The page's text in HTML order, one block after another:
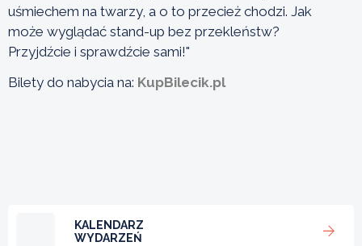
uśmiechem na twarzy, a o to przecież chodzi. Jak
może wyglądać stand-up bez przekleństw?
Przyjdźcie i sprawdźcie sami!"
Bilety do nabycia na: KupBilecik.pl
KALENDARZ
WYDARZEŃ